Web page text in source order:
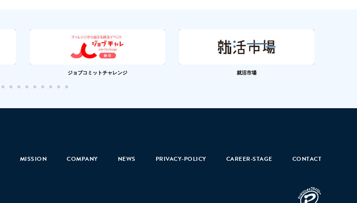
ジョブコミットチャレンジ 就活市場
MISSION COMPANY NEWS PRIVACY-POLICY CAREER-STAGE CONTACT